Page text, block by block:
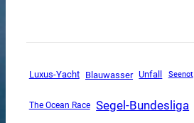
Luxus-Yacht Blauwasser Unfall Seenot
The Ocean Race Segel-Bundesliga